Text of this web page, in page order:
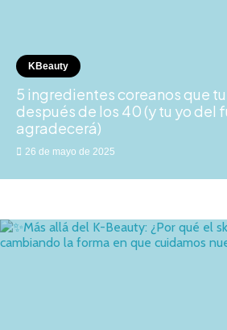
KBeauty
5 ingredientes coreanos que
después de los 40 (y tu yo del
agradecerá)
26 de mayo de 2025